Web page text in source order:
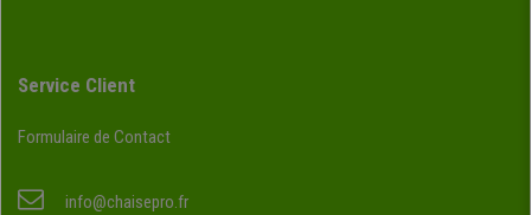
Service Client
Formulaire de Contact
info@chaisepro.fr